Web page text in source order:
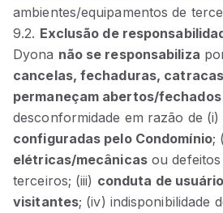
ambientes/equipamentos de
9.2. Exclusão de
Dyona não se responsabiliza
cancelas, fechaduras,
permaneçam abertos/fechados
desconformidade em razão de
configuradas pelo Condomínio;
elétricas/mecânicasou defeitos
terceiros; (iii) conduta de
visitantes; (iv) indisponibilidade